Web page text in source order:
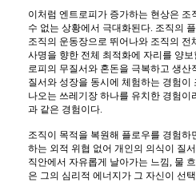
이처럼 엔트로피가 증가하는 현상은
수 없는 상황에서 극대화된다. 조직의
조직의 운동장으로 뛰어나와 조직의
사명을 향한 전체 최적화에 자리를 양
로피의 무질서와 혼돈을 극복하고 생
질서와 성장을 동시에 체험하는 경험
나오는 쓰레기장 하나를 유치한 경험
과 같은 경험이다.
조직이 목적을 복원해 플로우를 경험
하는 외적 위협 없어 개인의 의식이 질
직안에서 자유롭게 날아가는 느낌, 물
은 그의 심리적 에너지가 그 자신이 선